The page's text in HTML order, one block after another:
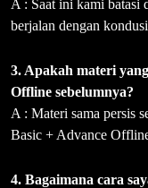
A : Saat ini kami batasi
berjalan dengan
3. Apakah materi
Offline sebelumnya?
A : Materi sama persis
Basic + Advance
4. Bagaimana cara